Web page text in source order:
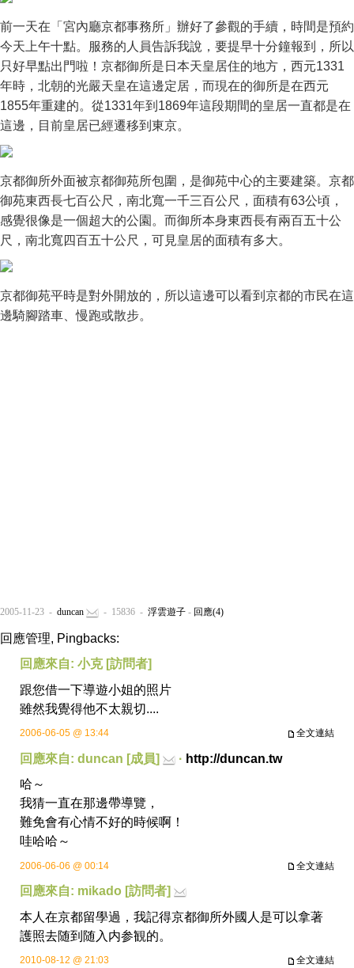
前一天在「宮內廳京都事務所」辦好了參觀的手續，時間是預約
今天上午十點。服務的人員告訴我說，要提早十分鐘報到，所以
只好早點出門啦！京都御所是日本天皇居住的地方，西元1331
年時，北朝的光嚴天皇在這邊定居，而現在的御所是在西元
1855年重建的。從1331年到1869年這段期間的皇居一直都是在
這邊，目前皇居已經遷移到東京。
京都御所外面被京都御苑所包圍，是御苑中心的主要建築。京都
御苑東西長七百公尺，南北寬一千三百公尺，面積有63公頃，
感覺很像是一個超大的公園。而御所本身東西長有兩百五十公
尺，南北寬四百五十公尺，可見皇居的面積有多大。
京都御苑平時是對外開放的，所以這邊可以看到京都的市民在這
邊騎腳踏車、慢跑或散步。
2005-11-23 - duncan - 15836 - 浮雲遊子 - 回應(4)
回應管理, Pingbacks:
回應來自: 小克 [訪問者]
跟您借一下導遊小姐的照片
雖然我覺得他不太親切....
全文連結
2006-06-05 @ 13:44
回應來自: duncan [成員] · http://duncan.tw
哈～
我猜一直在那邊帶導覽，
難免會有心情不好的時候啊！
哇哈哈～
全文連結
2006-06-06 @ 00:14
回應來自: mikado [訪問者]
本人在京都留學過，我記得京都御所外國人是可以拿著
護照去随到随入内参観的。
全文連結
2010-08-12 @ 21:03